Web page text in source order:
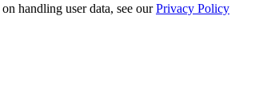
handling user data, see ourPrivacy Policy